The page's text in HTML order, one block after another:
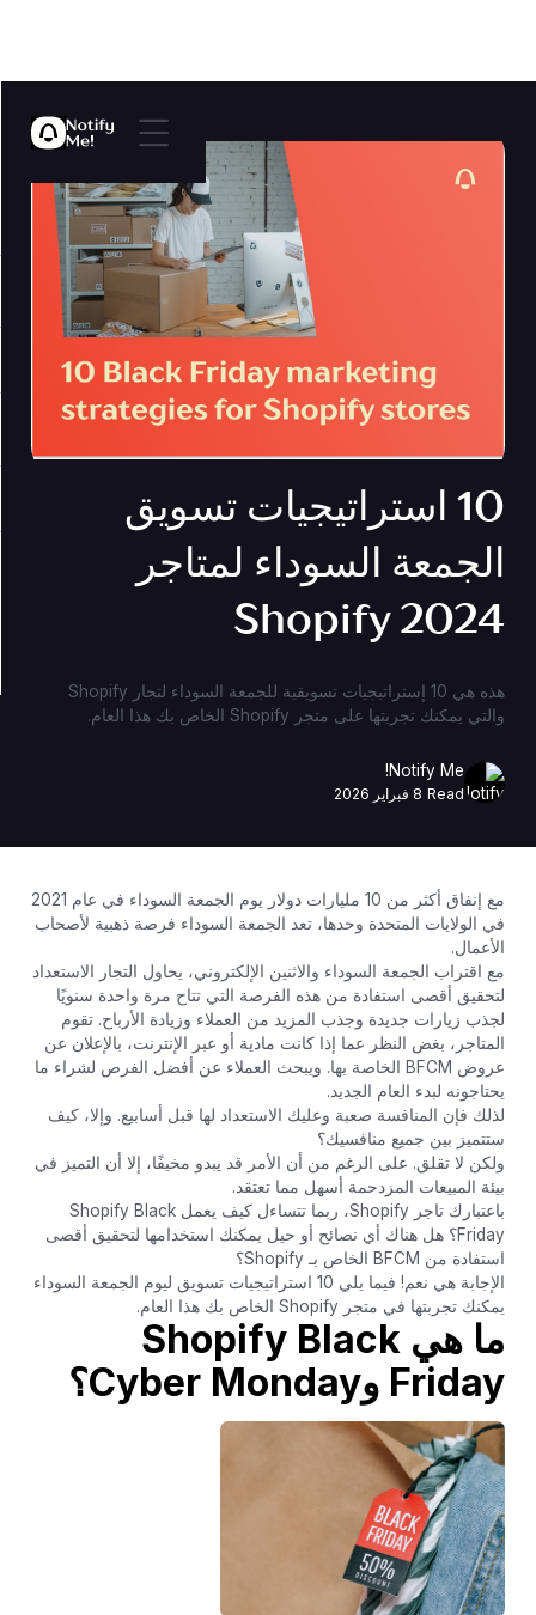
10 استراتيجيات تسويق
الجمعة السوداء لمتاجر
Shopify 2024
هذه هي 10 إستراتيجيات تسويقية للجمعة السوداء لتجار Shopify
والتي يمكنك تجربتها على متجر Shopify الخاص بك هذا العام.
Notify Me!
Read 8 فبراير 2026
مع إنفاق أكثر من 10 مليارات دولار يوم الجمعة السوداء في عام 2021
في الولايات المتحدة وحدها، تعد الجمعة السوداء فرصة ذهبية لأصحاب
الأعمال.
مع اقتراب الجمعة السوداء والاثنين الإلكتروني، يحاول التجار الاستعداد
لتحقيق أقصى استفادة من هذه الفرصة التي تتاح مرة واحدة سنويًا
لجذب زيارات جديدة وجذب المزيد من العملاء وزيادة الأرباح. تقوم
المتاجر، بغض النظر عما إذا كانت مادية أو عبر الإنترنت، بالإعلان عن
عروض BFCM الخاصة بها. ويبحث العملاء عن أفضل الفرص لشراء ما
يحتاجونه لبدء العام الجديد.
لذلك فإن المنافسة صعبة وعليك الاستعداد لها قبل أسابيع. وإلا، كيف
ستتميز بين جميع منافسيك؟
ولكن لا تقلق. على الرغم من أن الأمر قد يبدو مخيفًا، إلا أن التميز في
بيئة المبيعات المزدحمة أسهل مما تعتقد.
باعتبارك تاجر Shopify، ربما تتساءل كيف يعمل Shopify Black
Friday؟ هل هناك أي نصائح أو حيل يمكنك استخدامها لتحقيق أقصى
استفادة من BFCM الخاص بـ Shopify؟
الإجابة هي نعم! فيما يلي 10 استراتيجيات تسويق ليوم الجمعة السوداء
يمكنك تجربتها في متجر Shopify الخاص بك هذا العام.
ما هي Shopify Black
Friday وCyber Monday؟